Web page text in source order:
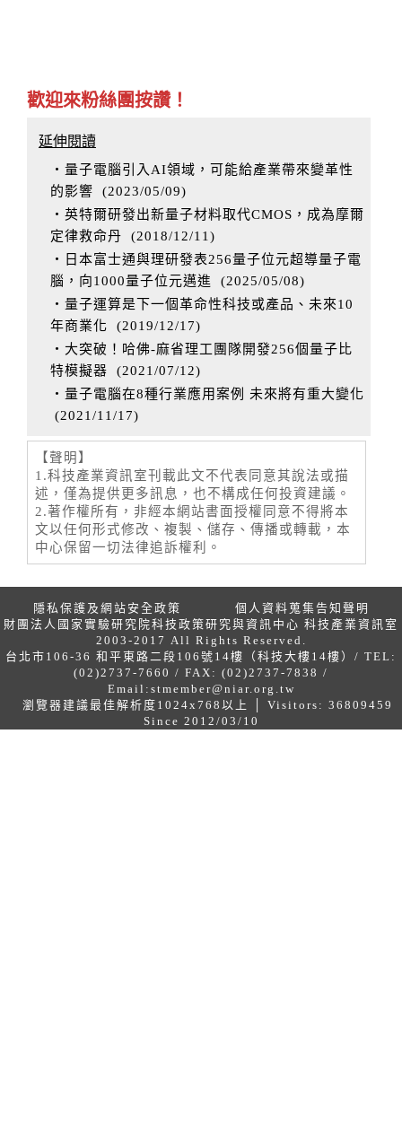
歡迎來粉絲團按讚！
延伸閱讀
‧量子電腦引入AI領域，可能給產業帶來變革性
的影響 (2023/05/09)
‧英特爾研發出新量子材料取代CMOS，成為摩爾
定律救命丹 (2018/12/11 )
‧日本富士通與理研發表256量子位元超導量子電
腦，向1000量子位元邁進 (2025/05/08)
‧量子運算是下一個革命性科技或產品、未來10
年商業化 (2019/12/17)
‧大突破！哈佛-麻省理工團隊開發256個量子比
特模擬器 (2021/07/12)
‧量子電腦在8種行業應用案例 未來將有重大變化
(2021/11/17)
【聲明】
1.科技產業資訊室刊載此文不代表同意其說法或描
述，僅為提供更多訊息，也不構成任何投資建議。
2.著作權所有，非經本網站書面授權同意不得將本
文以任何形式修改、複製、儲存、傳播或轉載，本
中心保留一切法律追訴權利。
隱私保護及網站安全政策
個人資料蒐集告知聲明
財團法人國家實驗研究院科技政策研究與資訊中心 科技產業資訊室
2003-2017 All Rights Reserved.
台北市106-36 和平東路二段106號14樓（科技大樓14樓）/ TEL:
(02)2737-7660 / FAX: (02)2737-7838 /
Email: stmember@niar.org.tw
瀏覽器建議最佳解析度1024x768以上 │ Visitors: 36809459
Since 2012/03/10